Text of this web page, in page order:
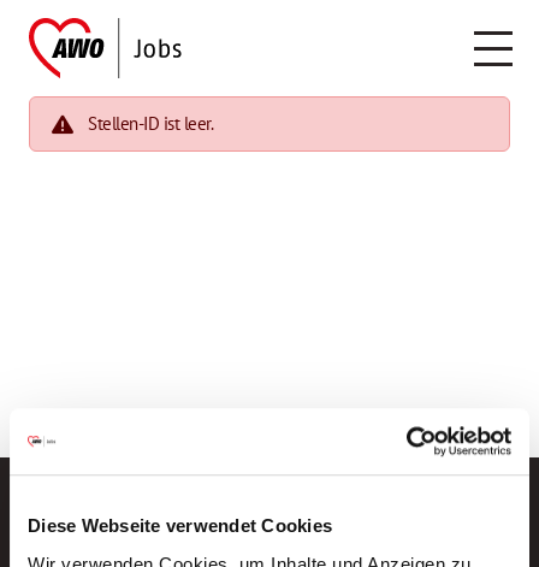
Diese Webseite verwendet Cookies
Stellen-ID ist leer.